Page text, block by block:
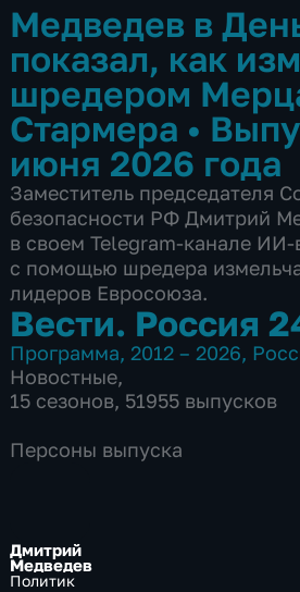
Медведев в
показал, как
шредером
Стармера •
июня 2026 года
Заместитель председателя
безопасности РФ Дмитрий
в своем Telegram-канале
с помощью шредера
лидеров Евросоюза.
Вести. Россия
Программа, 2012 – 2026,
Новостные,
15 сезонов, 51955 выпусков
Персоны выпуска
Дмитрий
Медведев
Политик